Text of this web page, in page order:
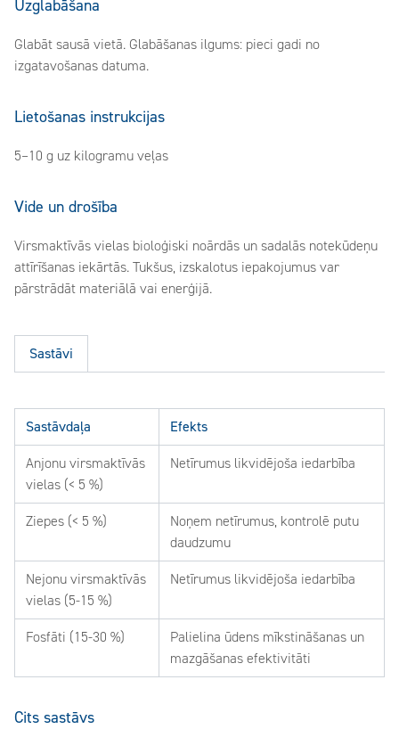
Uzglabāšana
Glabāt sausā vietā. Glabāšanas ilgums: pieci gadi no
izgatavošanas datuma.
Lietošanas instrukcijas
5–10 g uz kilogramu veļas
Vide un drošība
Virsmaktīvās vielas bioloģiski noārdās un sadalās notekūdeņu
attīrīšanas iekārtās. Tukšus, izskalotus iepakojumus var
pārstrādāt materiālā vai enerģijā.
Sastāvi
Sastāvdaļa Efekts
Anjonu virsmaktīvās
vielas (< 5 %)
Netīrumus likvidējoša iedarbība
Ziepes (< 5 %)
Noņem netīrumus, kontrolē putu
daudzumu
Nejonu virsmaktīvās
vielas (5-15 %)
Netīrumus likvidējoša iedarbība
Fosfāti (15-30 %)
Palielina ūdens mīkstināšanas un
mazgāšanas efektivitāti
Cits sastāvs